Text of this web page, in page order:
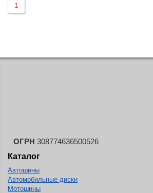
Austone
BlackHawk
1
ОГРН 308774636500526
Каталог
Автошины
Автомобильные диски
Мотошины